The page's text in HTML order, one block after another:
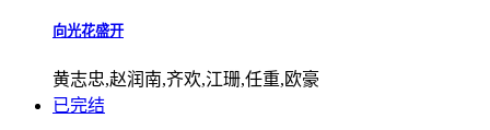
向光花盛开
黄志忠,赵润南,齐欢,江珊,任重,欧豪
已完结